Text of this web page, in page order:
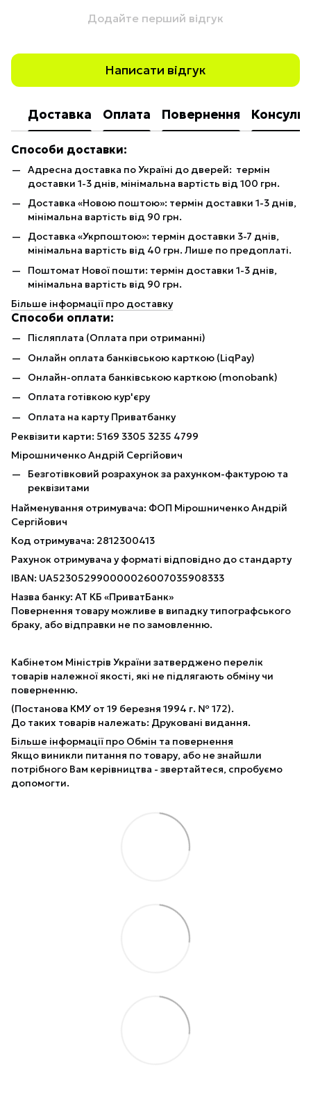
Додайте перший відгук
Написати відгук
Доставка Оплата Повернення
Способи доставки:
Адресна доставка по Україні до дверей: термін
доставки 1-3 днів, мінімальна вартість від 100 грн.
Доставка «Новою поштою»: термін доставки 1-3 днів,
мінімальна вартість від 90 грн.
Доставка «Укрпоштою»: термін доставки 3-7 днів,
мінімальна вартість від 40 грн. Лише по предоплаті.
Поштомат Нової пошти: термін доставки 1-3 днів,
мінімальна вартість від 90 грн.
Більше інформації про доставку
Способи оплати:
Післяплата (Оплата при отриманні)
Онлайн оплата банківською карткою (LiqPay)
Онлайн-оплата банківською карткою (monobank)
Оплата готівкою кур'єру
Оплата на карту Приватбанку
Реквізити карти: 5169 3305 3235 4799
Мірошниченко Андрій Сергійович
Безготівковий розрахунок за рахунком-фактурою та
реквізитами
Найменування отримувача: ФОП Мірошниченко Андрій
Сергійович
Код отримувача: 2812300413
Рахунок отримувача у форматі відповідно до стандарту
IBAN: UA523052990000026007035908333
Назва банку: АТ КБ «ПриватБанк»
Повернення товару можливе в випадку типографського
браку, або відправки не по замовленню.
Кабінетом Міністрів України затверджено перелік
товарів належної якості, які не підлягають обміну чи
поверненню.
(Постанова КМУ от 19 березня 1994 г. № 172).
До таких товарів належать: Друковані видання.
Більше інформації про Обмін та повернення
Якщо виникли питання по товару, або не знайшли
потрібного Вам керівництва - звертайтеся, спробуємо
допомогти.